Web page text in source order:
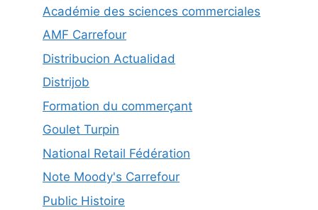
Académie des sciences commerciales
AMF Carrefour
Distribucion Actualidad
Distrijob
Formation du commerçant
Goulet Turpin
National Retail Fédération
Note Moody's Carrefour
Public Histoire